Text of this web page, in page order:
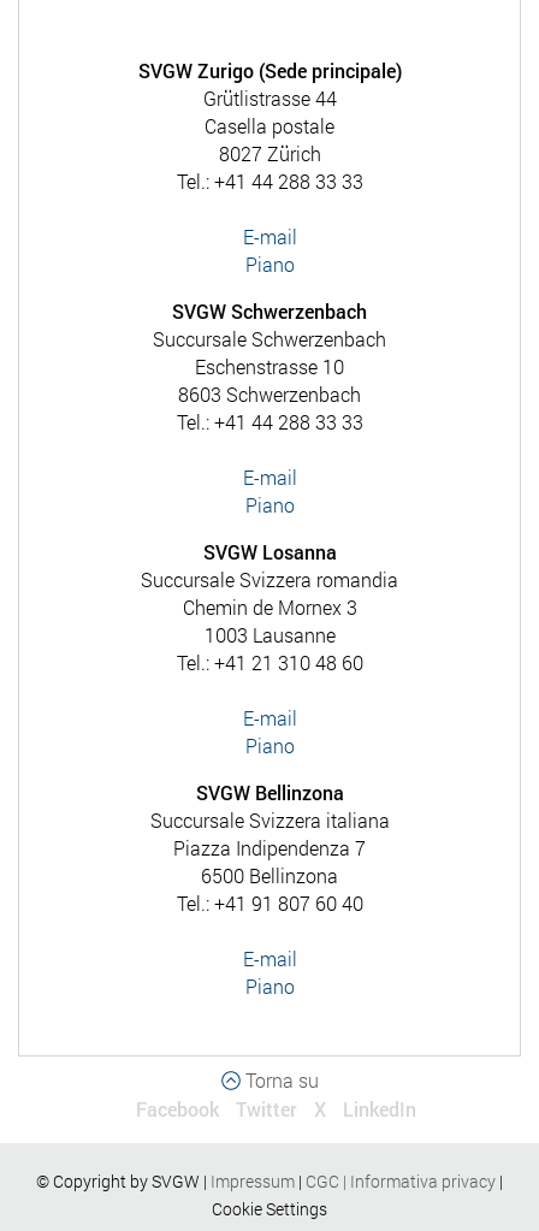
SVGW Zurigo (Sede principale)
Grütlistrasse 44
Casella postale
8027 Zürich
Tel.: +41 44 288 33 33
E-mail
Piano
SVGW Schwerzenbach
Succursale Schwerzenbach
Eschenstrasse 10
8603 Schwerzenbach
Tel.: +41 44 288 33 33
E-mail
Piano
SVGW Losanna
Succursale Svizzera romandia
Chemin de Mornex 3
1003 Lausanne
Tel.: +41 21 310 48 60
E-mail
Piano
SVGW Bellinzona
Succursale Svizzera italiana
Piazza Indipendenza 7
6500 Bellinzona
Tel.: +41 91 807 60 40
E-mail
Piano
Torna su
Facebook
Twitter X LinkedIn
© Copyright by SVGW | Impressum | CGC | Informativa privacy |
Cookie Settings